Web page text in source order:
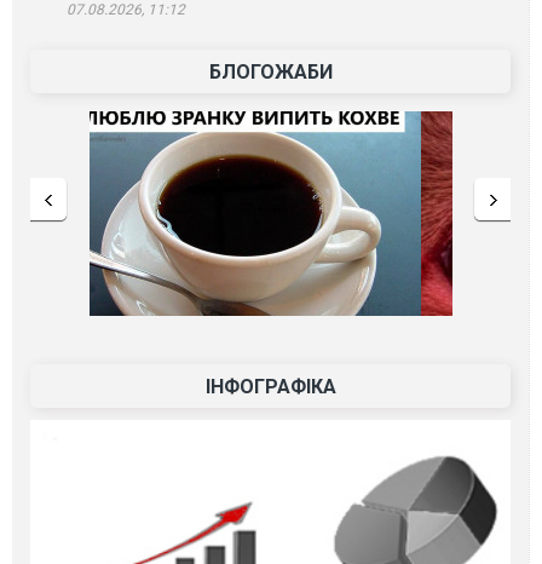
07.08.2026, 11:12
БЛОГОЖАБИ
ІНФОГРАФІКА